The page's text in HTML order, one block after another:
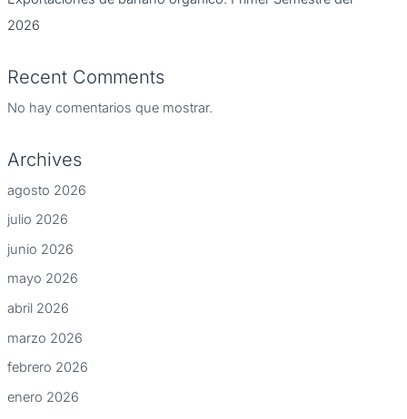
2026
Recent Comments
No hay comentarios que mostrar.
Archives
agosto 2026
julio 2026
junio 2026
mayo 2026
abril 2026
marzo 2026
febrero 2026
enero 2026